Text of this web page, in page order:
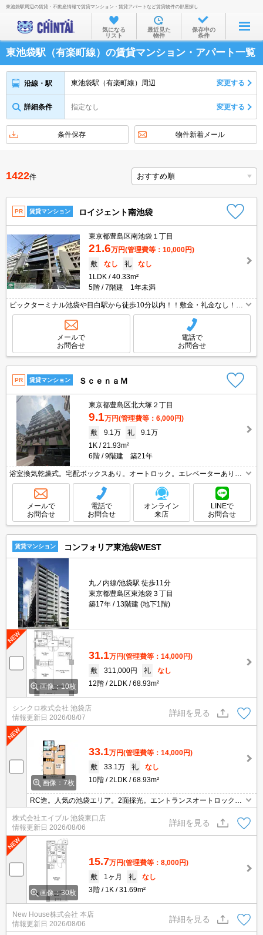
お部屋を探す
沿線・駅から
住所から
家賃相場から
物件特集から
不動産会社から
TOP
東池袋駅周辺の賃貸・不動産情報で賃貸マンション・賃貸アパートなど賃貸物件の部屋探し
気になる
リスト
最近見た
物件
保存中の
条件
東池袋駅（有楽町線）の賃貸マンション・アパート一覧
沿線・駅 東池袋駅（有楽町線）周辺 変更する
詳細条件 指定なし 変更する
条件保存 物件新着メール
1422件
PR 賃貸マンション ロイジェント南池袋
東京都豊島区南池袋１丁目
21.6万円(管理費等：10,000円)
敷
なし 礼
なし
1LDK
40.33m²
5階
7階建 1年未満
ビックターミナル池袋や目白駅から徒歩10分以内！！敷金・礼金なし！！
わんちゃん・ネコちゃん飼育相談可能！！インターネット無料付物件！！
メールで
お問合せ
電話で
お問合せ
PR 賃貸マンション ＳｃｅｎａＭ
東京都豊島区北大塚２丁目
9.1万円(管理費等：6,000円)
敷
9.1万 礼
9.1万
1K
21.93m²
6階
9階建 築21年
浴室換気乾燥式。宅配ボックスあり。オートロック。エレベーターあり。
都市ガス使用。バス・トイレ別。TVインターホン付き。室内洗濯機置場。
退去時清掃費55,000円。独立洗面化粧台付き。駐輪場有。
メールで
お問合せ
電話で
お問合せ
オンライン
来店
LINEで
お問合せ
賃貸マンション コンフォリア東池袋WEST
丸ノ内線/池袋駅 徒歩11分
東京都豊島区東池袋３丁目
築17年
13階建 (地下1階)
画像：10枚
31.1万円(管理費等：14,000円)
敷
311,000円 礼
なし
12階
2LDK 68.93m²
シンクロ株式会社 池袋店
情報更新日 2026/08/07
詳細を見る
画像：7枚
33.1万円(管理費等：14,000円)
敷
33.1万 礼
なし
10階
2LDK 68.93m²
RC造。人気の池袋エリア。2面採光。エントランスオートロック。
敷地内防犯カメラ設置。TVモニター付インターホン。便利な宅配B
OX。安心のセキュリティシステム。バス・トイレ別。ペット応相
談。
株式会社エイブル 池袋東口店
情報更新日 2026/08/06
詳細を見る
画像：30枚
15.7万円(管理費等：8,000円)
敷
1ヶ月 礼
なし
3階
1K 31.69m²
New House株式会社 本店
情報更新日 2026/08/06
詳細を見る